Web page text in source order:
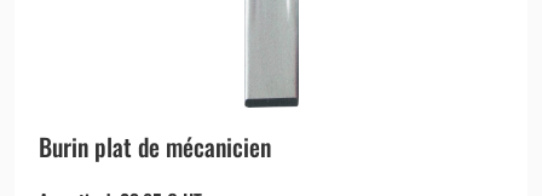
Burin plat de mécanicien